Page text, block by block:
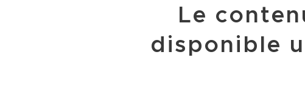
Le
disponible